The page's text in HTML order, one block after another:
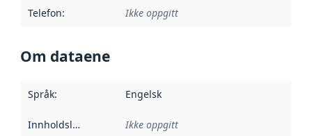
Telefon: Ikke oppgitt
Om dataene
Språk: Engelsk
Innholdsleverandører :
Ikke oppgitt